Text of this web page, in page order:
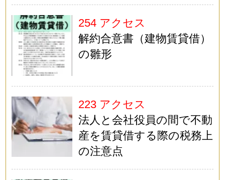
254 アクセス
解約合意書（建物賃貸借）
の雛形
223 アクセス
法人と会社役員の間で不動
産を賃貸借する際の税務上
の注意点